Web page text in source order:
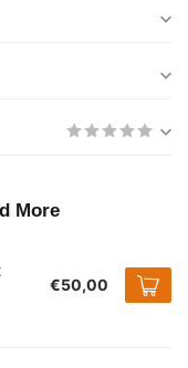
More
€50,00